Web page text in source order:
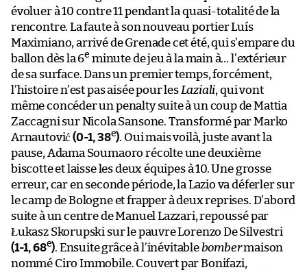
évoluer à 10 contre 11 pendant la quasi-totalité de la
rencontre. La faute à son nouveau portier Luís
Maximiano, arrivé de Grenade cet été, qui s’empare du
ballon dès la 6e minute de jeu à la main à… l’extérieur
de sa surface. Dans un premier temps, forcément,
l’histoire n’est pas aisée pour les Laziali, qui vont
même concéder un penalty suite à un coup de Mattia
Zaccagni sur Nicola Sansone. Transformé par Marko
Arnautović(0-1, 38e). Oui mais voilà, juste avant la
pause, Adama Soumaoro récolte une deuxième
biscotte et laisse les deux équipes à 10. Une grosse
erreur, car en seconde période, la Lazio va déferler sur
le camp de Bologne et frapper à deux reprises. D’abord
suite à un centre de Manuel Lazzari, repoussé par
Łukasz Skorupski sur le pauvre Lorenzo De Silvestri
(1-1, 68e). Ensuite grâce à l’inévitable bombermaison
nommé Ciro Immobile. Couvert par Bonifazi,